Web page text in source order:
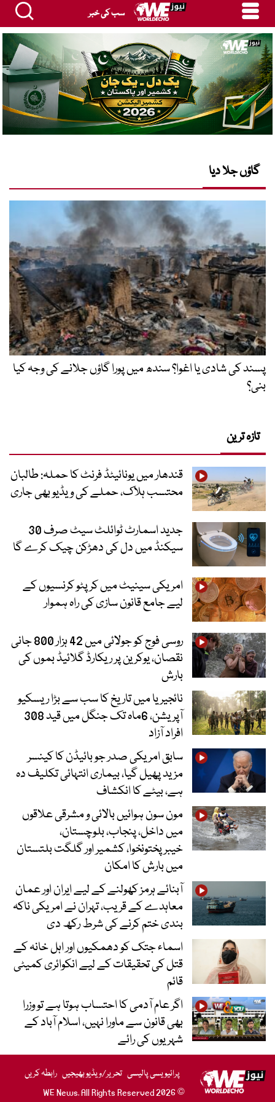
سب کی خبر
گاؤں جلا دیا
پسند کی شادی یا اغوا؟ سندھ میں پورا گاؤں جلانے کی وجہ کیا
بنی؟
تازہ ترین
قندھار میں یونائیٹڈ فرنٹ کا حملہ: طالبان
محتسب ہلاک، حملے کی ویڈیو بھی جاری
جدید اسمارٹ ٹوائلٹ سیٹ صرف 30
سیکنڈ میں دل کی دھڑکن چیک کرے گا
امریکی سینیٹ میں کرپٹو کرنسیوں کے
لیے جامع قانون سازی کی راہ ہموار
روسی فوج کو جولائی میں 42 ہزار 800 جانی
نقصان، یوکرین پر ریکارڈ گلائیڈ بموں کی
بارش
نائجیریا میں تاریخ کا سب سے بڑا ریسکیو
آپریشن، 6ماہ تک جنگل میں قید 308
افراد آزاد
سابق امریکی صدر جو بائیڈن کا کینسر
مزید پھیل گیا، بیماری انتہائی تکلیف دہ
ہے، بیٹے کا انکشاف
مون سون ہوائیں بالائی و مشرقی علاقوں
میں داخل، پنجاب، بلوچستان،
خیبرپختونخوا، کشمیر اور گلگت بلتستان
میں بارش کا امکان
آبنائے ہرمز کھولنے کے لیے ایران اور عمان
معاہدے کے قریب، تہران نے امریکی ناکہ
بندی ختم کرنے کی شرط رکھ دی
اسماء جتک کو دھمکیوں اور اہل خانہ کے
قتل کی تحقیقات کے لیے انکوائری کمیٹی
قائم
اگر عام آدمی کا احتساب ہوتا ہے تو وزرا
بھی قانون سے ماورا نہیں، اسلام آباد کے
شہریوں کی رائے
پرائیویسی پالیسی تحریر/ویڈیو بھیجیں رابطہ کریں
© 2026 WE News. All Rights Reserved